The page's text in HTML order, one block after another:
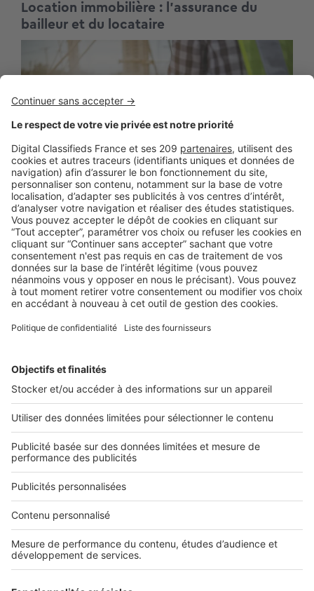
Location immobilière : l’assurance du
bailleur et du locataire
BUSINESS
Promoteurs immobiliers : que faire en
cas de catastrophe naturelle ?
2 rue des Italiens 75009 Paris
01 53 38 80 00
Nos solutions pro